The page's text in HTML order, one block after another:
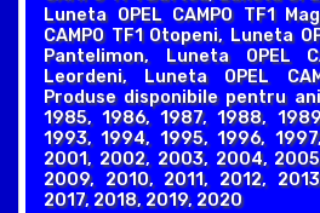
Luneta OPEL CAMPO TF1
CAMPO TF1 Otopeni, Luneta
Pantelimon, Luneta OPEL
Leordeni, Luneta OPEL
Produse disponibile pentru
1985, 1986, 1987, 1988,
1993, 1994, 1995, 1996,
2001, 2002, 2003, 2004,
2009, 2010, 2011, 2012,
2017, 2018, 2019, 2020